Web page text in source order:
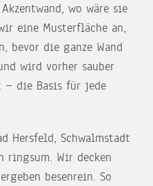
wo wäre sie
eine Musterfläche an,
bevor die ganze Wand
wird vorher sauber
die Basis für jede
Hersfeld, Schwalmstadt
ringsum. Wir decken
besenrein. So